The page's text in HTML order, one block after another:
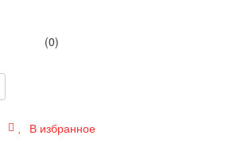
(0)
В избранное